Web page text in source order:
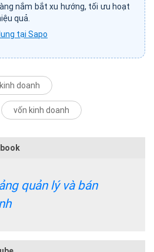
nắm bắt xu hướng, tối ưu hoạt
quả.
tại Sapo
doanh
vốn kinh doanh
quản lý và bán